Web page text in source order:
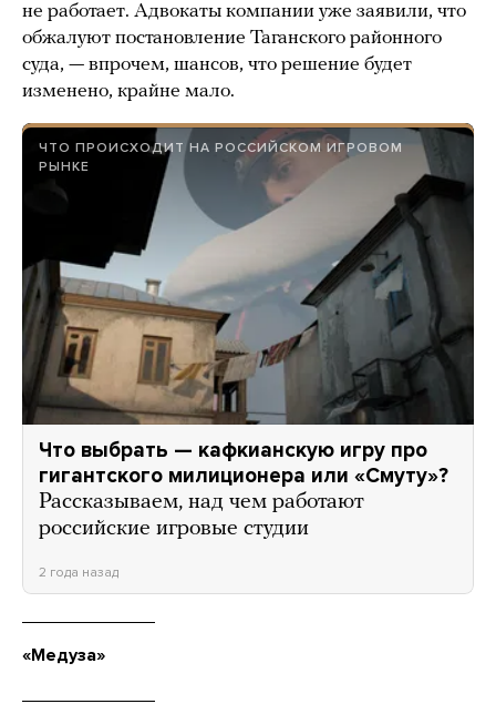
не работает. Адвокаты компании уже заявили, что
обжалуют постановление Таганского районного
суда, — впрочем, шансов, что решение будет
изменено, крайне мало.
ЧТО ПРОИСХОДИТ НА РОССИЙСКОМ ИГРОВОМ
РЫНКЕ
Что выбрать — кафкианскую игру про
гигантского милиционера или «Смуту»?
Рассказываем, над чем работают
российские игровые студии
2 года назад
«Медуза»